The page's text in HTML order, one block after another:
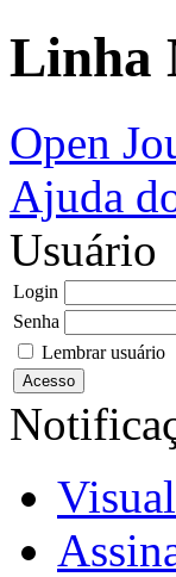
Linha
Open
Ajuda
Usuário
Login
Senha
Lembrar usuário